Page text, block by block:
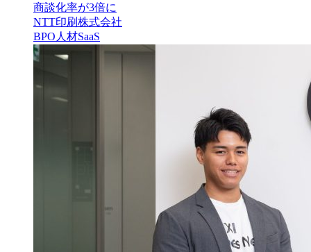
商談化率が3倍に
NTT印刷株式会社
BPO 人材SaaS